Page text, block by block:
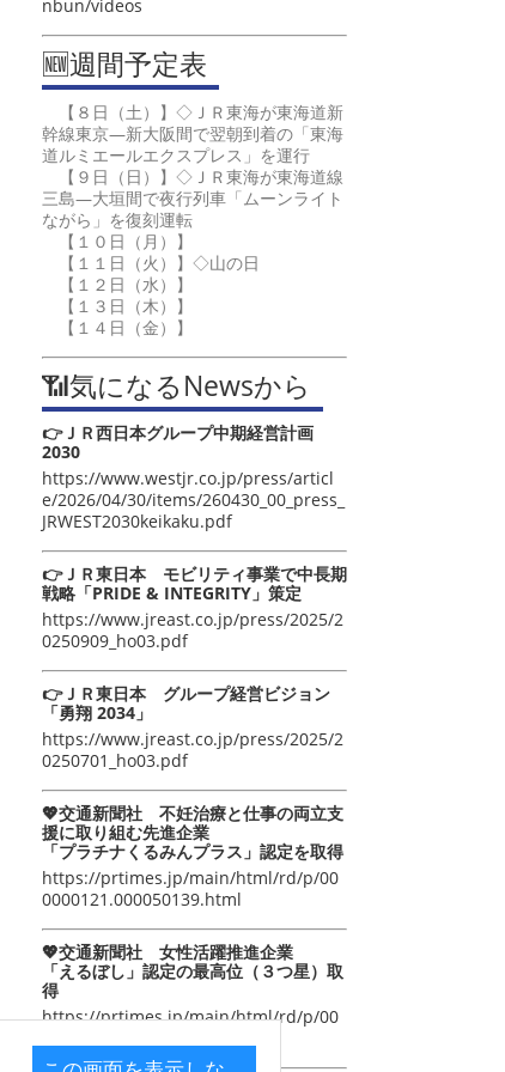
nbun/videos
🆕週間予定表
【８日（土）】◇ＪＲ東海が東海道新
幹線東京―新大阪間で翌朝到着の「東海
道ルミエールエクスプレス」を運行
【９日（日）】◇ＪＲ東海が東海道線
三島―大垣間で夜行列車「ムーンライト
ながら」を復刻運転
【１０日（月）】
【１１日（火）】◇山の日
【１２日（水）】
【１３日（木）】
【１４日（金）】
📶気になるNewsから
👉ＪＲ西日本グループ中期経営計画
2030
https://www.westjr.co.jp/press/articl
e/2026/04/30/items/260430_00_press_
JRWEST2030keikaku.pdf
👉ＪＲ東日本 モビリティ事業で中長期
戦略「PRIDE & INTEGRITY」策定
https://www.jreast.co.jp/press/2025/2
0250909_ho03.pdf
👉ＪＲ東日本 グループ経営ビジョン
「勇翔 2034」
https://www.jreast.co.jp/press/2025/2
0250701_ho03.pdf
💖交通新聞社 不妊治療と仕事の両立支
援に取り組む先進企業
「プラチナくるみんプラス」認定を取得
https://prtimes.jp/main/html/rd/p/00
0000121.000050139.html
💖交通新聞社 女性活躍推進企業
「えるぼし」認定の最高位（３つ星）取
得
https://prtimes.jp/main/html/rd/p/00